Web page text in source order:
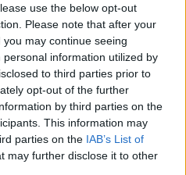
use the below opt-out
Please note that after your
may continue seeing
information utilized by
to third parties prior to
opt-out of the further
by third parties on the
This information may
parties on the IAB’s List of
may further disclose it to other
füstjének
terhesség során
kockázatát
és nőgyógyászok
a kormányt,